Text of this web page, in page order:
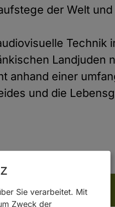
der Welt
Technik
Landjuden
anhand einer
und die
Sie verarbeitet. Mit
Zweck der